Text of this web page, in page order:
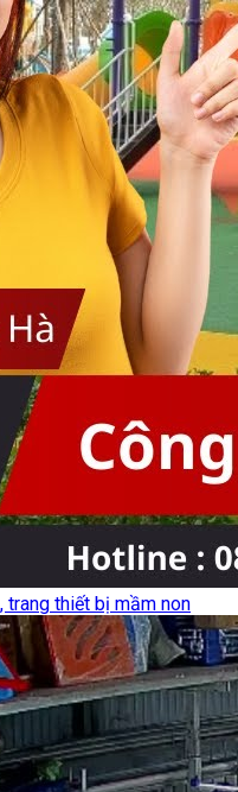
trang thiết bị mầm non